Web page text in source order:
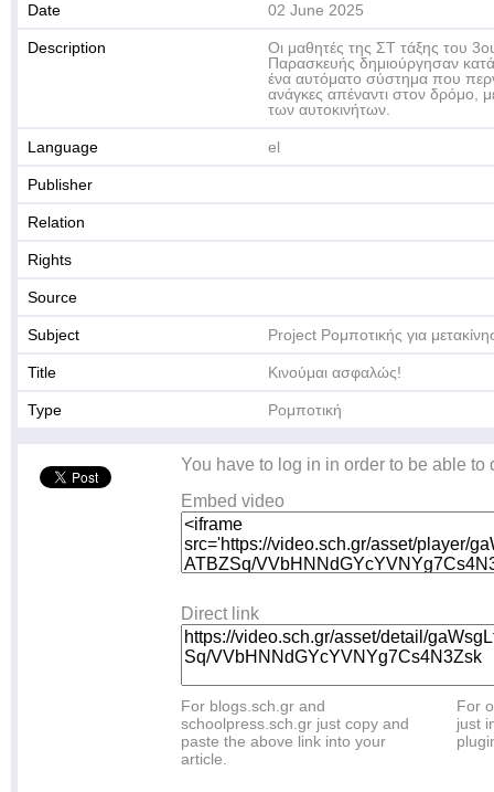
Date 02 June 2025
Description
Οι μαθητές της ΣΤ τάξης του
Παρασκευής δημιούργησαν
ένα αυτόματο σύστημα που
ανάγκες απέναντι στον δρόμο,
των αυτοκινήτων.
Language el
Publisher
Relation
Rights
Source
Subject Project Ρομποτικής για
Title Κινούμαι ασφαλώς!
Type Ρομποτική
You have to log in in order to be able to
Embed video
Direct link
For blogs.sch.gr and
schoolpress.sch.gr just copy and
paste the above link into your
article.
For
just